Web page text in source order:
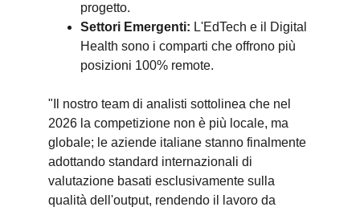
progetto.
Settori Emergenti: L'EdTech e il Digital
Health sono i comparti che offrono più
posizioni 100% remote.
"Il nostro team di analisti sottolinea che nel
2026 la competizione non è più locale, ma
globale; le aziende italiane stanno finalmente
adottando standard internazionali di
valutazione basati esclusivamente sulla
qualità dell'output, rendendo il lavoro da